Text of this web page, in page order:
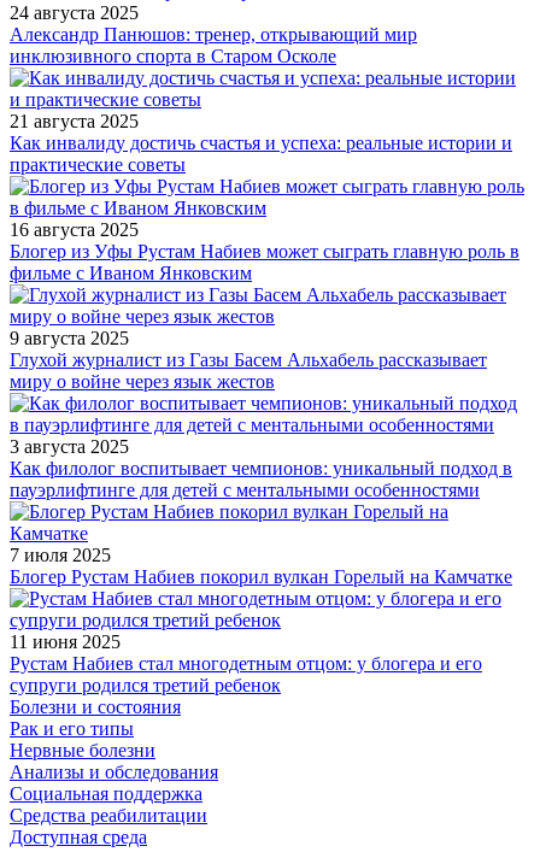
24 августа 2025
Александр Панюшов: тренер, открывающий мир
инклюзивного спорта в Старом Осколе
21 августа 2025
Как инвалиду достичь счастья и успеха: реальные истории и
практические советы
16 августа 2025
Блогер из Уфы Рустам Набиев может сыграть главную роль в
фильме с Иваном Янковским
9 августа 2025
Глухой журналист из Газы Басем Альхабель рассказывает
миру о войне через язык жестов
3 августа 2025
Как филолог воспитывает чемпионов: уникальный подход в
пауэрлифтинге для детей с ментальными особенностями
7 июля 2025
Блогер Рустам Набиев покорил вулкан Горелый на Камчатке
11 июня 2025
Рустам Набиев стал многодетным отцом: у блогера и его
супруги родился третий ребенок
Болезни и состояния
Рак и его типы
Нервные болезни
Анализы и обследования
Социальная поддержка
Средства реабилитации
Доступная среда